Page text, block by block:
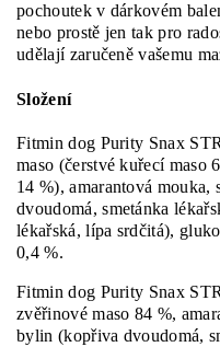
pochoutek v dárkovém
nebo prostě jen tak pro
udělají zaručeně vašemu
Složení
Fitmin dog Purity Snax
maso (čerstvé kuřecí maso
14 %), amarantová mouka,
dvoudomá, smetánka
lékařská, lípa srdčitá),
0,4 %.
Fitmin dog Purity Snax
zvěřinové maso 84 %,
bylin (kopřiva dvoudomá,